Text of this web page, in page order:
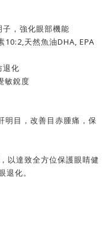
，強化眼部機能
10:2,天然魚油DHA, EPA
退化
敏銳度
明目，改善目赤腫痛，保
以達致全方位保護眼睛健
化。